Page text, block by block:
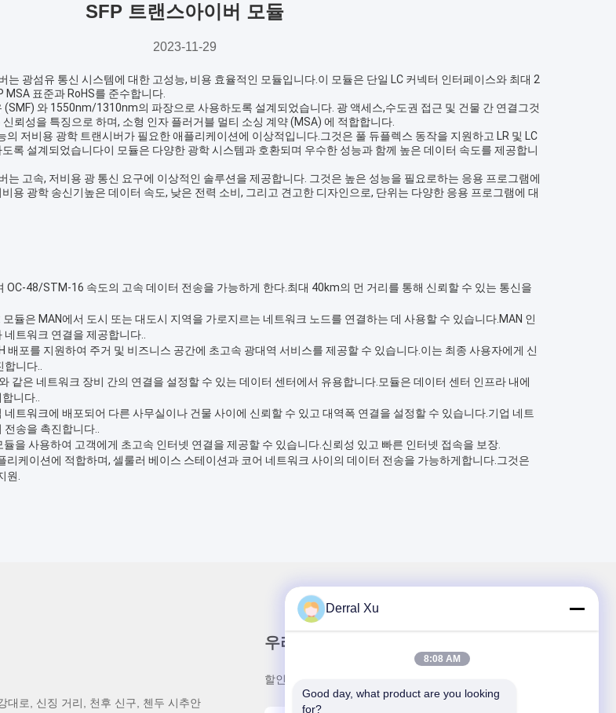
SFP 트랜스아이버 모듈
2023-11-29
는 광섬유 통신 시스템에 대한 고성능, 비용 효율적인 모듈입니다.이 모듈은 단일 LC 커넥터 인터페이스와 최대 2
MSA 표준과 RoHS를 준수합니다.
(SMF) 와 1550nm/1310nm의 파장으로 사용하도록 설계되었습니다. 광 액세스,수도권 접근 및 건물 간 연결그것
뢰성을 특징으로 하며, 소형 인자 플러거블 멀티 소싱 계약 (MSA) 에 적합합니다.
의 저비용 광학 트랜시버가 필요한 애플리케이션에 이상적입니다.그것은 풀 듀플렉스 동작을 지원하고 LR 및 LC
록 설계되었습니다이 모듈은 다양한 광학 시스템과 호환되며 우수한 성능과 함께 높은 데이터 속도를 제공합니
는 고속, 저비용 광 통신 요구에 이상적인 솔루션을 제공합니다. 그것은 높은 성능을 필요로하는 응용 프로그램에
용 광학 송신기높은 데이터 속도, 낮은 전력 소비, 그리고 견고한 디자인으로, 단위는 다양한 응용 프로그램에 대
OC-48/STM-16 속도의 고속 데이터 전송을 가능하게 한다.최대 40km의 먼 거리를 통해 신뢰할 수 있는 통신을
듈은 MAN에서 도시 또는 대도시 지역을 가로지르는 네트워크 노드를 연결하는 데 사용할 수 있습니다.MAN 인
트워크 연결을 제공합니다..
배포를 지원하여 주거 및 비즈니스 공간에 초고속 광대역 서비스를 제공할 수 있습니다.이는 최종 사용자에게 신
니다..
같은 네트워크 장비 간의 연결을 설정할 수 있는 데이터 센터에서 유용합니다.모듈은 데이터 센터 인프라 내에
니다..
트워크에 배포되어 다른 사무실이나 건물 사이에 신뢰할 수 있고 대역폭 연결을 설정할 수 있습니다.기업 네트
송을 촉진합니다..
을 사용하여 고객에게 초고속 인터넷 연결을 제공할 수 있습니다.신뢰성 있고 빠른 인터넷 접속을 보장.
리케이션에 적합하며, 셀룰러 베이스 스테이션과 코어 네트워크 사이의 데이터 전송을 가능하게합니다.그것은
원.
대로, 신징 거리, 천후 신구, 첸두 시추안
우리 뉴스레터
할인 및 더 많은 정보를 얻기 위해 뉴스레터에 가입하십시오.
Derral Xu
8:08 AM
Good day, what product are you looking
for?